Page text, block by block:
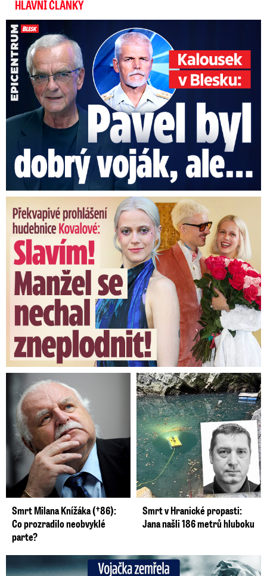
HLAVNÍ ČLÁNKY
Kalousek o prezidentovi: S Pavlem jsem se nesmířil!
Překvapivé prohlášení hudebnice Kovalové: Slavím! Manžel se ...
Smrt Milana Knížáka (†86):
Co prozradilo neobvyklé
parte?
Smrt v Hranické propasti:
Jana našli 186 metrů hluboku
Vojačka zemřela po pádu vrtulníku: Dojemné vzpomínky na ...